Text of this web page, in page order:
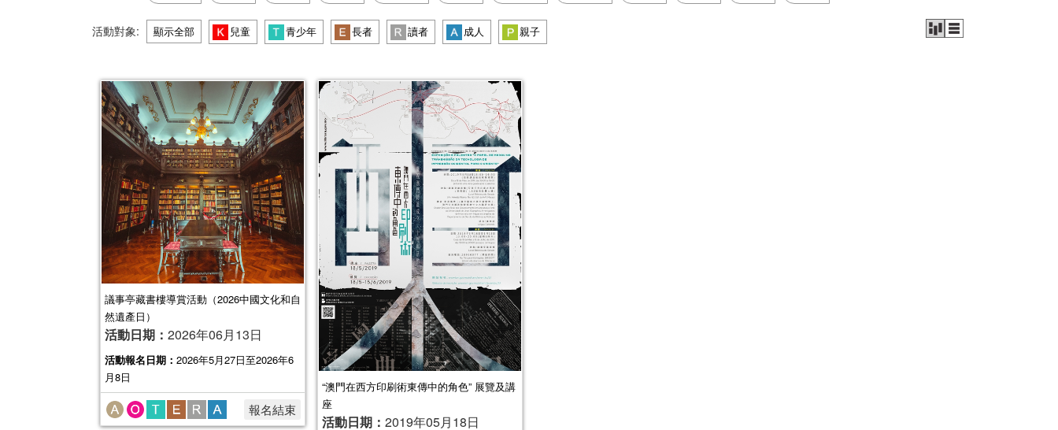
活動對象: 顯示全部 兒童 青少年 長者 讀者 成人 親子
議事亭藏書樓導賞活動（2026中國文化和自
然遺產日）
活動日期： 2026年06月13日
活動報名日期： 2026年5月27日至2026年6
月8日
報名結束
“澳門在西方印刷術東傳中的角色” 展覽及講
座
活動日期： 2019年05月18日